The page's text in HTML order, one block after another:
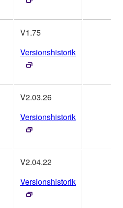
V1.75
Versionshistorik
V2.03.26
Versionshistorik
V2.04.22
Versionshistorik